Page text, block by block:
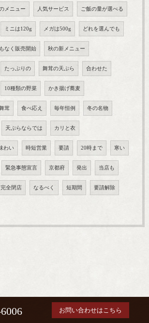
メニュー 人気サービス ご飯の量が選べる
ミニは120g メガは500g どれを選んでも
なく販売開始 秋の新メニュー
たっぷりの 舞茸の天ぷら 合わせた
10種類の野菜 かき揚げ蕎麦
茸 食べ応え 毎年恒例 冬の名物
天ぷらならでは カリと衣
わい 時短営業 要請 20時まで 寒い
緊急事態宣言 京都府 発出 当店も
完全閉店 なるべく 短期間 要請解除
お問い合わせはこちら